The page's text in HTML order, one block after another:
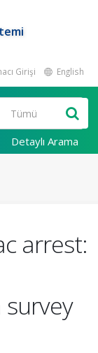
Girişi English
Detaylı Arama
arrest: